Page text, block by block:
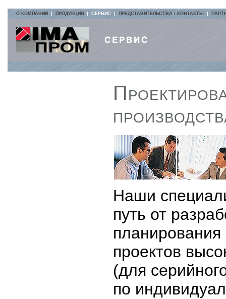
О КОМПАНИИ ПРОДУКЦИЯ СЕРВИС ПРЕДСТАВИТЕЛЬСТВА / КОНТАКТЫ
Наши
путь от
проектов
(для
по